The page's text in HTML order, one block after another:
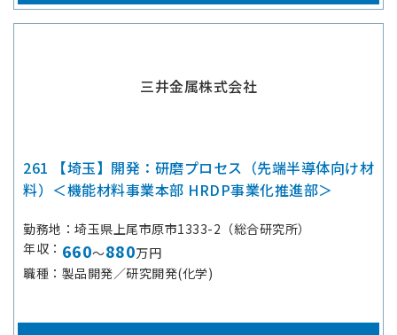
三井金属株式会社
261 【埼玉】開発：研磨プロセス（先端半導体向け材
料）＜機能材料事業本部 HRDP事業化推進部＞
勤務地
埼玉県上尾市原市1333-2（総合研究所）
年収
660～880万円
職種
製品開発／研究開発(化学)